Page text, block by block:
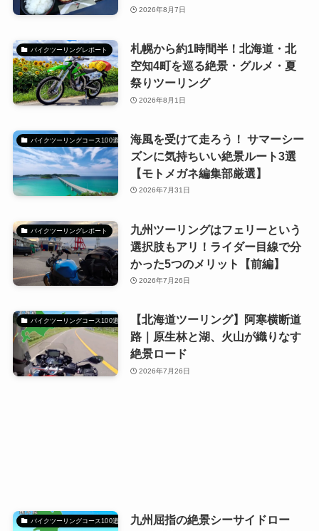
2026年8月7日
バイクツーリングレポート
札幌から約1時間半！北海道・北
空知4町を巡る絶景・グルメ・夏
祭りツーリング
2026年8月1日
バイクツーリングコース100選
海風を受けて走ろう！ サマーシー
ズンに気持ちいい絶景ルート3選
【モトメガネ編集部厳選】
2026年7月31日
バイクツーリングレポート
九州ツーリングはフェリーという
選択肢もアリ！ライダー目線で分
かった5つのメリット【前編】
2026年7月26日
バイクツーリングコース100選
【北海道ツーリング】阿寒横断道
路｜原生林と湖、火山が織りなす
絶景ロード
2026年7月26日
バイクツーリングコース100選
九州屈指の絶景シーサイドロー